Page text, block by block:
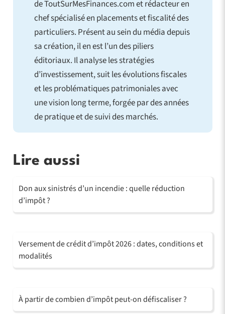
de ToutSurMesFinances.com et rédacteur en
chef spécialisé en placements et fiscalité des
particuliers. Présent au sein du média depuis
sa création, il en est l’un des piliers
éditoriaux. Il analyse les stratégies
d’investissement, suit les évolutions fiscales
et les problématiques patrimoniales avec
une vision long terme, forgée par des années
de pratique et de suivi des marchés.
Lire aussi
Don aux sinistrés d’un incendie : quelle réduction
d’impôt ?
Versement de crédit d’impôt 2026 : dates, conditions et
modalités
À partir de combien d’impôt peut-on défiscaliser ?